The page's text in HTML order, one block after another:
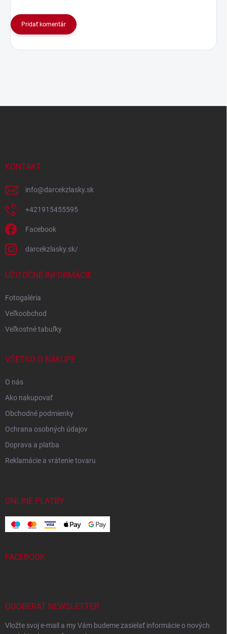
Pridať komentár
KONTAKT
info@darcekzlasky.sk
+421915455595
Facebook
darcekzlasky.sk/
UŽITOČNÉ INFORMÁCIE
Fotogaléria
Veľkoobchod
Veľkostné tabuľky
VŠETKO O NÁKUPE
O nás
Ako nakupovať
Obchodné podmienky
Ochrana osobných údajov
Doprava a platba
Reklamácie a vrátenie tovaru
ONLINE PLATBY
FACEBOOK
ODOBERAŤ NEWSLETTER
Vložte svoj e-mail a my Vám budeme zasielať informácie o nových